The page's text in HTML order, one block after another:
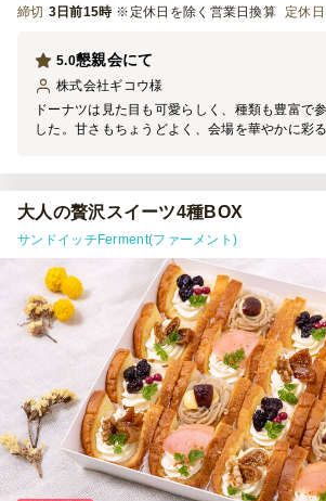
締切 3日前15時 ※定休日を除く営業日換算 定休日
懇親会にて
5.0
株式会社ギコウ様
ドーナツは見た目も可愛らしく、種類も豊富で
した。甘さもちょうどよく、会場を華やかに彩
大人の贅沢スイーツ4種BOX
サンドイッチFerment(ファーメント)